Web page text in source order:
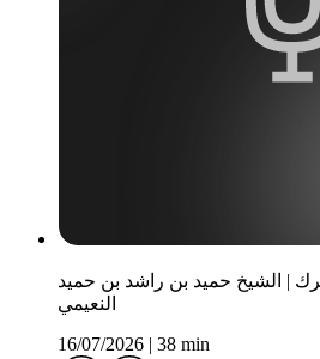
| الشيخ حميد بن راشد بن حميد
النعيمي
16/07/2026 | 38 min